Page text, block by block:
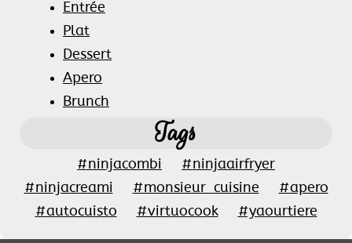
Entrée
Plat
Dessert
Apero
Brunch
Tags
#ninjacombi
#ninjaairfryer
#ninjacreami
#monsieur_cuisine
#apero
#autocuisto
#virtuocook #yaourtiere